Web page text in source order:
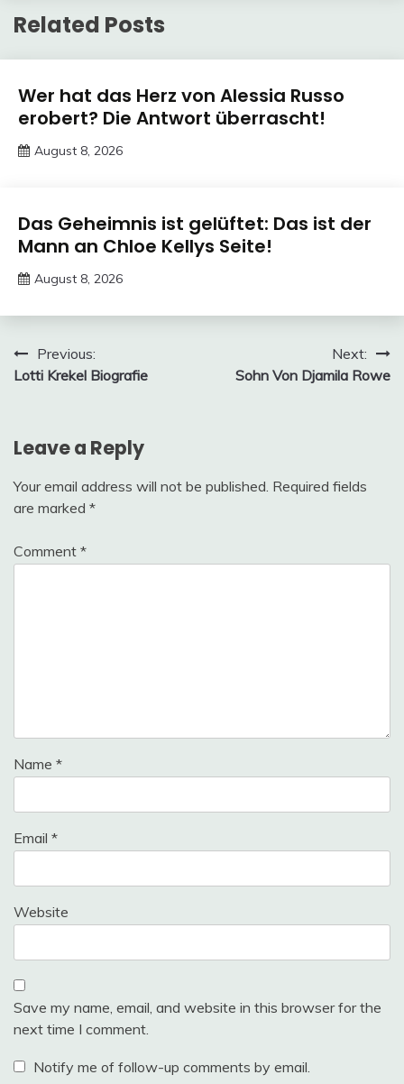
Related Posts
Trends
Wer hat das Herz von Alessia Russo
erobert? Die Antwort überrascht!
August 8, 2026
Trends
Das Geheimnis ist gelüftet: Das ist der
Mann an Chloe Kellys Seite!
August 8, 2026
Meme
Post
navigation
Previous:
Lotti Krekel Biografie
Next:
Sohn Von Djamila Rowe
Leave a Reply
Your email address will not be published. Required fields
are marked *
Comment *
Name *
Email *
Website
Save my name, email, and website in this browser for the
next time I comment.
Notify me of follow-up comments by email.